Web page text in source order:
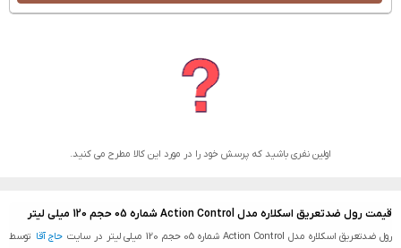
اولین نفری باشید که پرسش خود را در مورد این کالا مطرح می کنید.
قیمت رول ضدتعریق اسکلاره مدل Action Control شماره 05 حجم 120 میلی لیتر
رول ضدتعریق اسکلاره مدل Action Control شماره 05 حجم 120 میلی لیتر در سایت حاج آقا توسط